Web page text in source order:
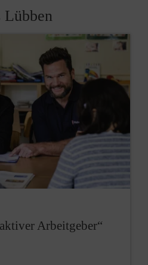
Lübben
Arbeitgeber“